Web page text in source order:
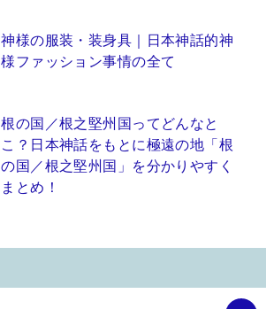
神様の服装・装身具｜日本神話的神
様ファッション事情の全て
根の国／根之堅州国ってどんなと
こ？日本神話をもとに極遠の地「根
の国／根之堅州国」を分かりやすく
まとめ！